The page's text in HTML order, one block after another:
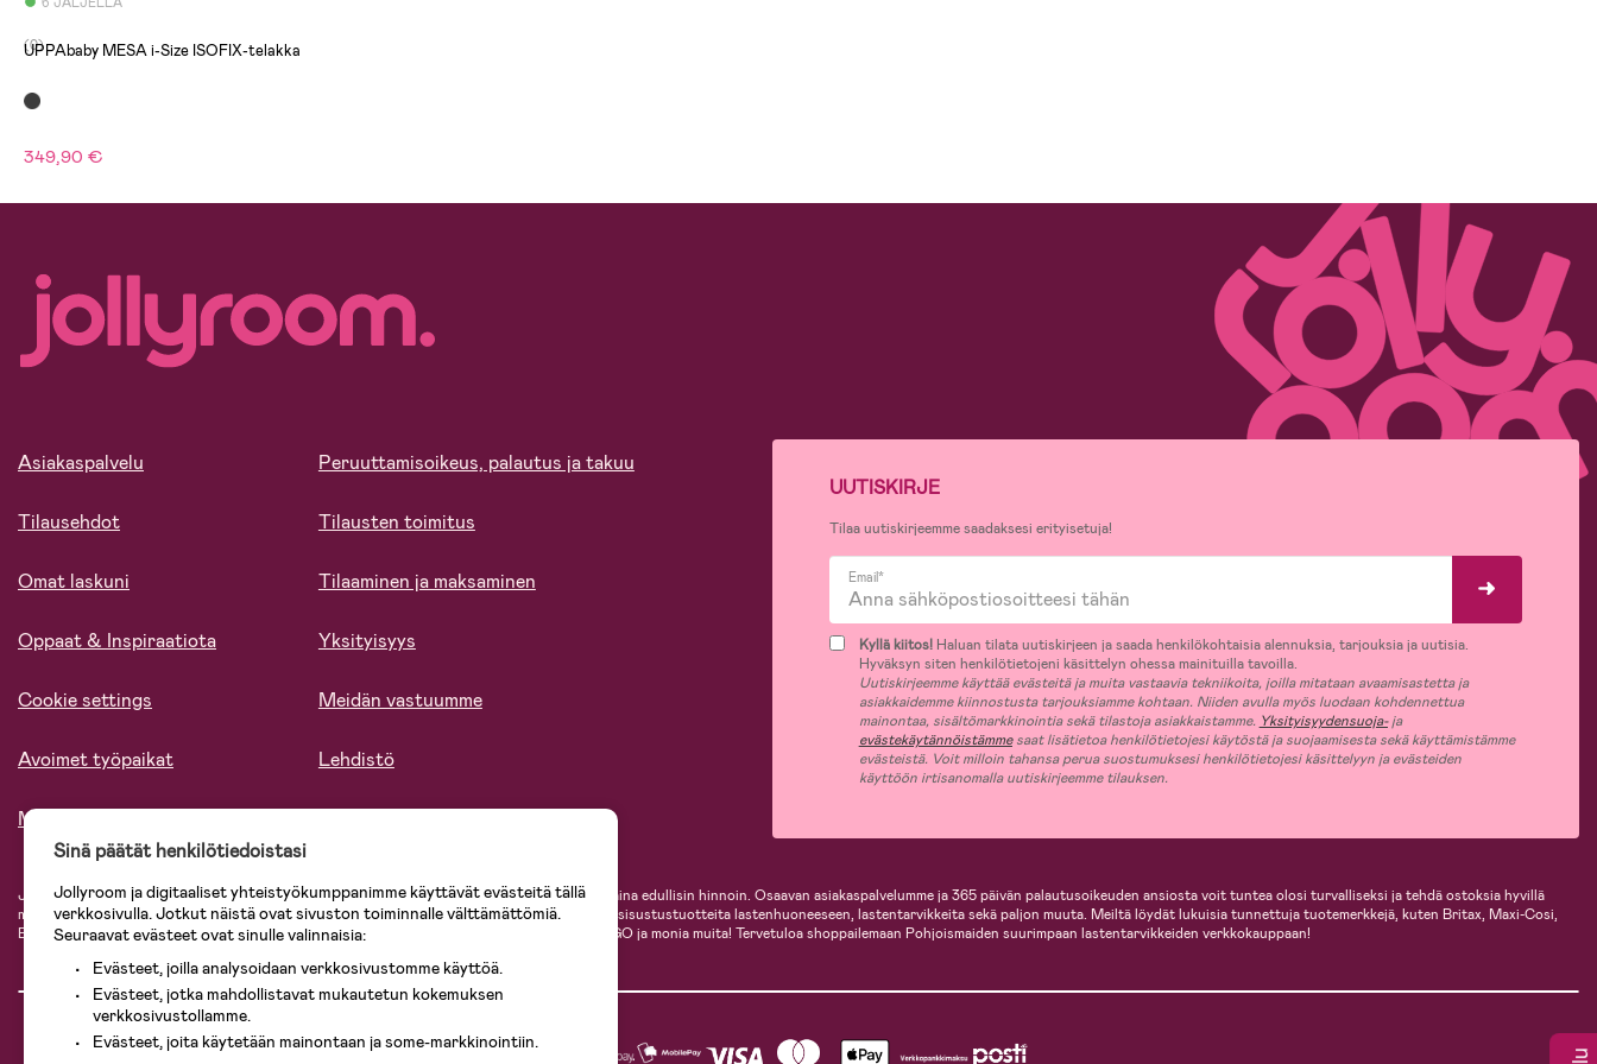
(0)
UPPAbaby MESA i-Size ISOFIX-telakka
349,90 €
Asiakaspalvelu
Tilausehdot
Omat laskuni
Oppaat & Inspiraatiota
Cookie settings
Avoimet työpaikat
Meistä
Peruuttamisoikeus, palautus ja takuu
Tilausten toimitus
Tilaaminen ja maksaminen
Yksityisyys
Meidän vastuumme
Lehdistö
UUTISKIRJE
Tilaa uutiskirjeemme saadaksesi erityisetuja!
Email*
Kyllä kiitos!Haluan tilata uutiskirjeen ja saada henkilökohtaisia alennuksia, tarjouksia ja uutisia.
Hyväksyn siten henkilötietojeni käsittelyn ohessa mainituilla tavoilla.
Uutiskirjeemme käyttää evästeitä ja muita vastaavia tekniikoita, joilla mitataan avaamisastetta ja
asiakkaidemme kiinnostusta tarjouksiamme kohtaan. Niiden avulla myös luodaan kohdennettua
mainontaa, sisältömarkkinointia sekä tilastoja asiakkaistamme. Yksityisyydensuoja-ja
evästekäytännöistämmesaat lisätietoa henkilötietojesi käytöstä ja suojaamisesta sekä käyttämistämme
evästeistä. Voit milloin tahansa perua suostumuksesi henkilötietojesi käsittelyyn ja evästeiden
käyttöön irtisanomalla uutiskirjeemme tilauksen.
Jollyroomin laajasta valikoimasta tilaat kaiken tarvittavan lapsiperheelle nopeasti, helposti ja aina edullisin hinnoin. Osaavan asiakaspalvelumme ja 365 päivän palautusoikeuden ansiosta voit tuntea olosi turvalliseksi ja tehdä ostoksia hyvillä
mielin. Jollyroomilta saat lastenvaunut, turvaistuimet, vaatteet vauvoille ja lapsille, inspiroivia sisustustuotteita lastenhuoneeseen, lastentarvikkeita sekä paljon muuta. Meiltä löydät lukuisia tunnettuja tuotemerkkejä, kuten Britax, Maxi-Cosi,
Baby Jogger, BabyBjörn, Didriksons, KidKraft, Ergobaby, Philips Avent, Neonate, Cybex, LEGO ja monia muita! Tervetuloa shoppailemaan Pohjoismaiden suurimpaan lastentarvikkeiden verkkokauppaan!
Sinä päätät henkilötiedoistasi
Jollyroom ja digitaaliset yhteistyökumppanimme käyttävät evästeitä tällä
verkkosivulla. Jotkut näistä ovat sivuston toiminnalle välttämättömiä.
Seuraavat evästeet ovat sinulle valinnaisia:
Evästeet, joilla analysoidaan verkkosivustomme käyttöä.
Evästeet, jotka mahdollistavat mukautetun kokemuksen
verkkosivustollamme.
Evästeet, joita käytetään mainontaan ja some-markkinointiin.